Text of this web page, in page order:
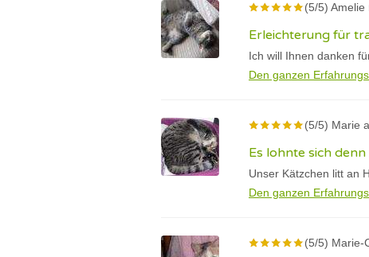
(5/5) Amelie
Erleichterung für
Ich will Ihnen danken
Den ganzen
(5/5) Marie
Es lohnte sich
Unser Kätzchen litt an
Den ganzen
(5/5) Marie-